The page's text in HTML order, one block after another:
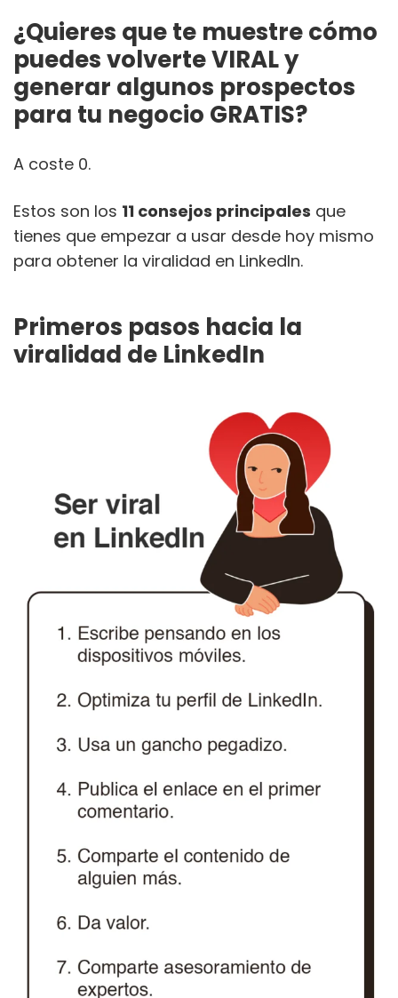
¿Quieres que te muestre cómo
puedes volverte VIRAL y
generar algunos prospectos
para tu negocio GRATIS?
A coste 0.
Estos son los 11 consejos principales que
tienes que empezar a usar desde hoy mismo
para obtener la viralidad en LinkedIn.
Primeros pasos hacia la
viralidad de LinkedIn